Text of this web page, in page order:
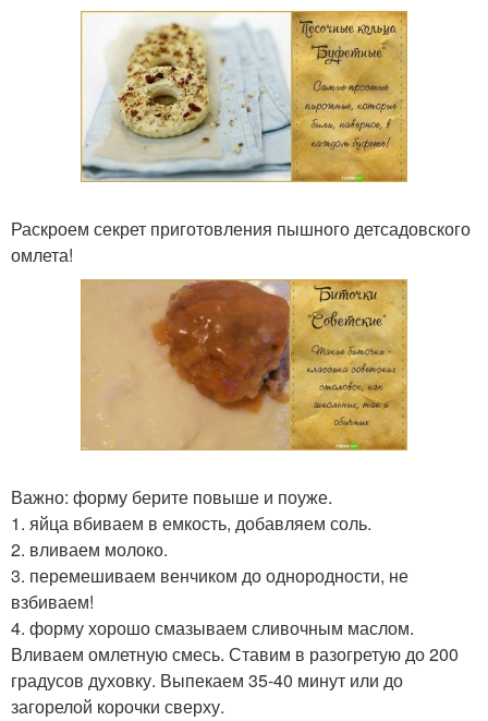
Раскроем секрет приготовления пышного детсадовского
омлета!
Важно: форму берите повыше и поуже.
1. яйца вбиваем в емкость, добавляем соль.
2. вливаем молоко.
3. перемешиваем венчиком до однородности, не
взбиваем!
4. форму хорошо смазываем сливочным маслом.
Вливаем омлетную смесь. Ставим в разогретую до 200
градусов духовку. Выпекаем 35-40 минут или до
загорелой корочки сверху.